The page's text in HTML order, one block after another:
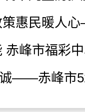
策惠民暖人
入北王府社
赤峰市福彩
——赤峰市